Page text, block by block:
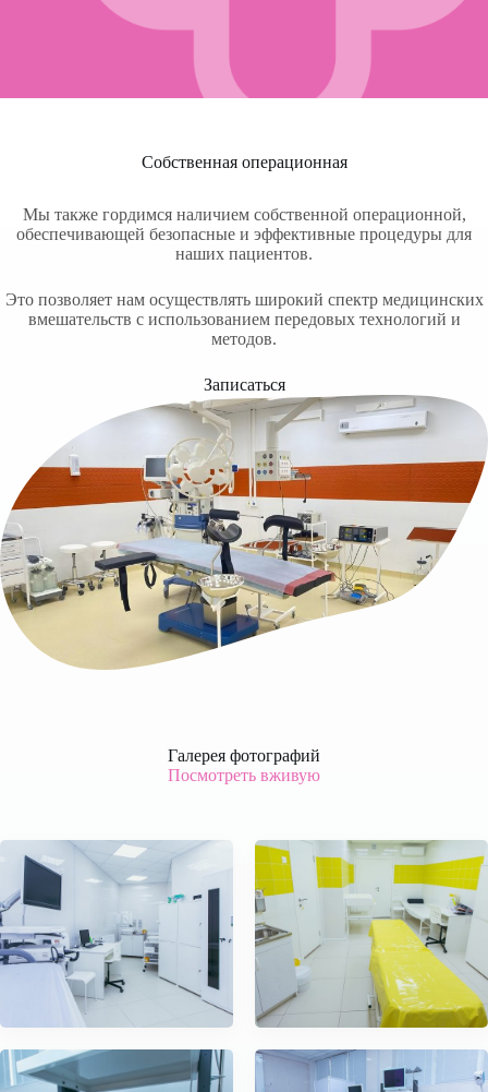
Собственная операционная
Мы также гордимся наличием собственной операционной,
обеспечивающей безопасные и эффективные процедуры для
наших пациентов.
Это позволяет нам осуществлять широкий спектр медицинских
вмешательств с использованием передовых технологий и
методов.
Записаться
Галерея фотографий
Посмотреть вживую